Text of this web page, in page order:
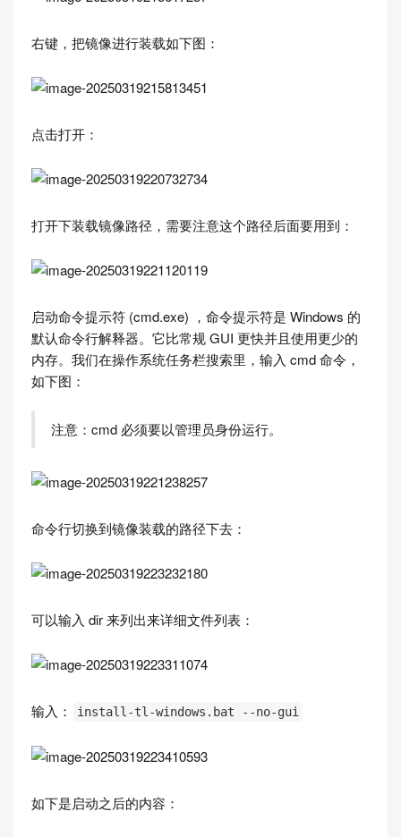
右键，把镜像进行装载如下图：
点击打开：
打开下装载镜像路径，需要注意这个路径后面要用到：
启动命令提示符 (cmd.exe) ，命令提示符是 Windows 的
默认命令行解释器。它比常规 GUI 更快并且使用更少的
内存。我们在操作系统任务栏搜索里，输入 cmd 命令，
如下图：
注意：cmd 必须要以管理员身份运行。
命令行切换到镜像装载的路径下去：
可以输入 dir 来列出来详细文件列表：
输入： install-tl-windows.bat --no-gui
如下是启动之后的内容：